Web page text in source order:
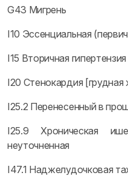
G43 Мигрень
I10 Эссенциальная
I15 Вторичная гипертензия
I20 Стенокардия [грудная
I25.2 Перенесенный в
I25.9 Хроническая
неуточненная
I47.1 Наджелудочковая